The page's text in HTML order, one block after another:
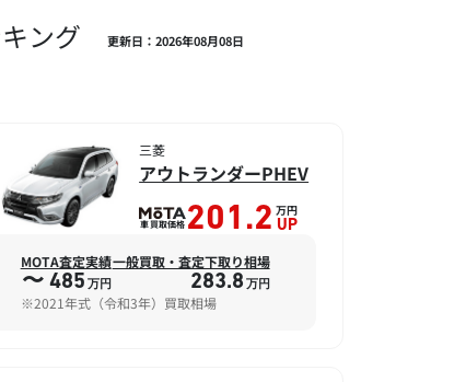
ング 更新日：2026年08月08日
三菱
アウトランダーPHEV
車買取価格 201.2 万円
UP
MOTA査定実績
〜 485 万円
一般買取・査定下取り相場
283.8 万円
※2021年式（令和3年）買取相場